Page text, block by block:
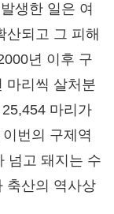
생한 일은 여
산되고 그 피해
년 이후 구
마리씩 살처분
마리가
번의 구제역
넘고 돼지는 수
축산의 역사상